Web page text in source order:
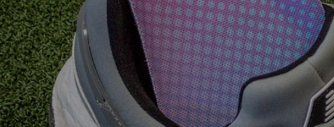
HYBRIDS ハイブリッド
IRONS アイアン
WEDGES ウェッジ
PUTTERS パター
OTHER その他